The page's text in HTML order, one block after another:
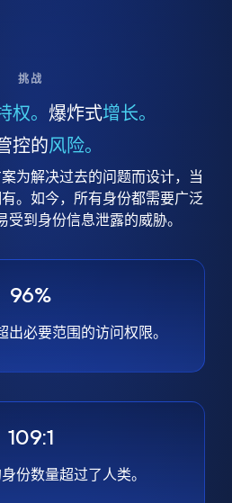
挑战
权。 爆炸式增长。
控的风险。
为解决过去的问题而设计，当
。如今，所有身份都需要广泛
受到身份信息泄露的威胁。
96%
出必要范围的访问权限。
109:1
份数量超过了人类。